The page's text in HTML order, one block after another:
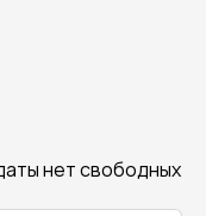
нет свободных